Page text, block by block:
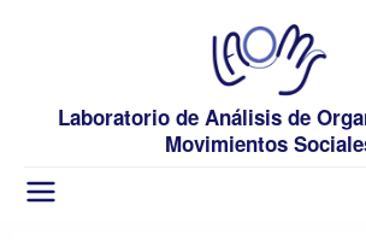
Laboratorio de Análisis de
Movimientos